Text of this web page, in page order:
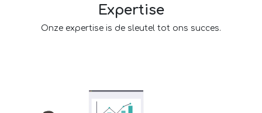
Expertise
Onze expertise is de sleutel tot ons succes.